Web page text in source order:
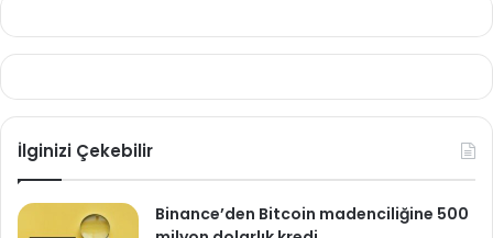
İlginizi Çekebilir
Binance’den Bitcoin madenciliğine 500